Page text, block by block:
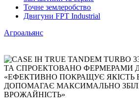
Точне землеробство
Двигуни FPT Industrial
Агроальянс